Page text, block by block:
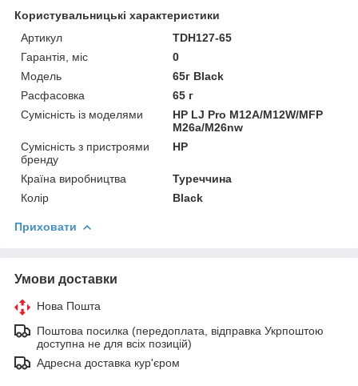
Користувальницькі характеристики
Артикул
TDH127-65
Гарантія, міс
0
Мoдель
65г Black
Расфасовка
65 г
Сумісність із моделями
HP LJ Pro M12A/M12W/MFP
M26a/M26nw
Сумісність з пристроями
бренду
HP
Країна виробництва
Туреччина
Колір
Black
Приховати
Умови доставки
Нова Пошта
Поштова посилка (передоплата, відправка Укрпоштою
доступна не для всіх позицій)
Адресна доставка кур'єром